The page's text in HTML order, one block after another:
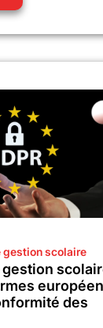
gestion scolaire
des